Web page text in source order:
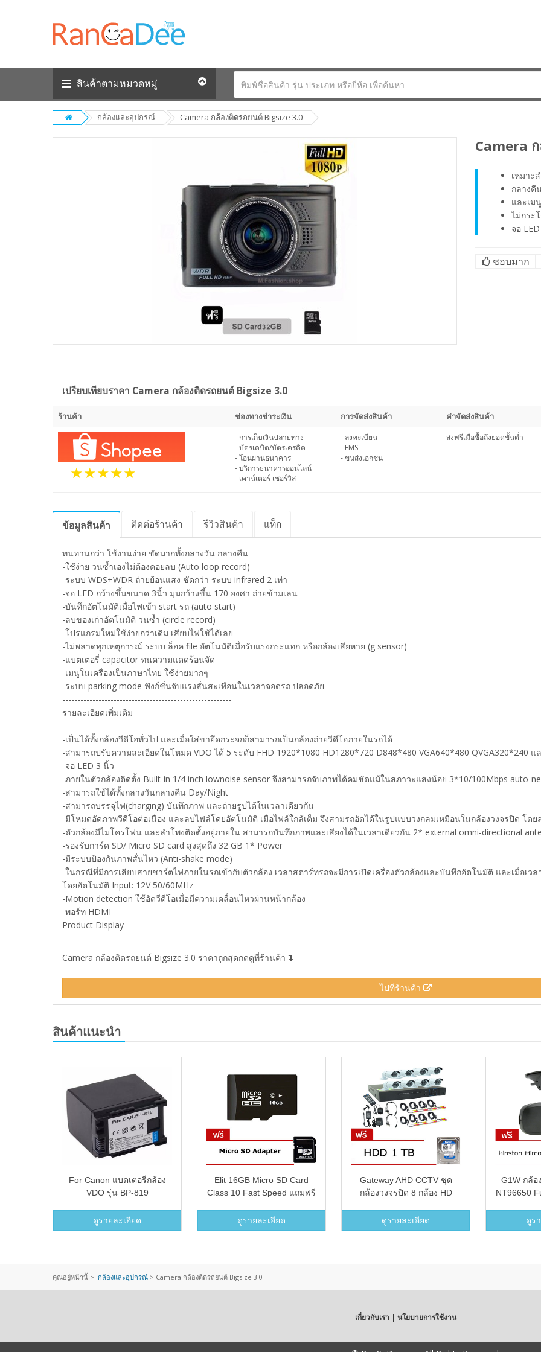
สินค้าตามหมวดหมู่
กล้องและอุปกรณ์ Camera กล้องติดรถยนต์ Bigsize 3.0
Camera
เหมาะ
กลางคื
และเม
ไม่กระ
จอ
ชอบมาก
เปรียบเทียบราคา Camera กล้องติดรถยนต์ Bigsize 3.0
ร้านค้า ช่องทางชำระเงิน การจัดส่งสินค้า ค่าจัดส่งสินค้า
- การเก็บเงินปลายทาง
- บัตรเดบิต/บัตรเครดิต
- โอนผ่านธนาคาร
- บริการธนาคารออนไลน์
- เคาน์เตอร์ เซอร์วิส
- ลงทะเบียน
- EMS
- ขนส่งเอกชน
ส่งฟรีเมื่อซื้อถึงยอดขั้นต่ำ
ข้อมูลสินค้า ติดต่อร้านค้า รีวิวสินค้า แท็ก
ทนทานกว่า ใช้งานง่าย ชัดมากทั้งกลางวัน กลางคืน
-ใช้ง่าย วนซ้ำเองไม่ต้องคอยลบ (Auto loop record)
-ระบบ WDS+WDR ถ่ายย้อนแสง ชัดกว่า ระบบ infrared 2 เท่า
-จอ LED กว้างขึ้นขนาด 3นิ้ว มุมกว้างขึ้น 170 องศา ถ่ายข้ามเลน
-บันทึกอัตโนมัติเมื่อไฟเข้า start รถ (auto start)
-ลบของเก่าอัตโนมัติ วนซ้ำ (circle record)
-โปรแกรมใหม่ใช้ง่ายกว่าเดิม เสียบไฟใช้ได้เลย
-ไม่พลาดทุกเหตุการณ์ ระบบ ล็อค file อัตโนมัติเมื่อรับแรงกระแทก หรือกล้องเสียหาย (g sensor)
-แบตเตอรี่ capacitor ทนความแดดร้อนจัด
-เมนูในเครื่องเป็นภาษาไทย ใช้ง่ายมากๆ
-ระบบ parking mode ฟังก์ชั่นจับแรงสั่นสะเทือนในเวลาจอดรถ ปลอดภัย
--------------------------------------------------------
รายละเอียดเพิ่มเติม
-เป็นได้ทั้งกล้องวีดีโอทั่วไป และเมื่อใส่ขายึดกระจกก็สามารถเป็นกล้องถ่ายวีดีโอภายในรถได้
-สามารถปรับความละเอียดในโหมด VDO ได้ 5 ระดับ FHD 1920*1080 HD1280*720 D848*480 VGA640*480 QVGA320*240
-จอ LED 3 นิ้ว
-ภายในตัวกล้องติดตั้ง Built-in 1/4 inch lownoise sensor จึงสามารถจับภาพได้คมชัดแม้ในสภาวะแสงน้อย 3*10/100Mbps auto-
-สามารถใช้ได้ทั้งกลางวันกลางคืน Day/Night
-สามารถบรรจุไฟ(charging) บันทึกภาพ และถ่ายรูปได้ในเวลาเดียวกัน
-มีโหมดอัดภาพวีดีโอต่อเนื่อง และลบไฟล์โดยอัตโนมัติ เมื่อไฟล์ใกล้เต็ม จึงสามรถอัดได้ในรูปแบบวงกลมเหมือนในกล้องวงจรปิด โด
-ตัวกล้องมีไมโครโฟน และลำโพงติดตั้งอยู่ภายใน สามารถบันทึกภาพและเสียงได้ในเวลาเดียวกัน 2* external omni-directional
-รองรับการ์ด SD/ Micro SD card สูงสุดถึง 32 GB 1* Power
-มีระบบป้องกันภาพสั่นไหว (Anti-shake mode)
-ในกรณีที่มีการเสียบสายชาร์ตไฟภายในรถเข้ากับตัวกล้อง เวลาสตาร์ทรถจะมีการเปิดเครื่องตัวกล้องและบันทึกอัตโนมัติ และเมื่อเว
โดยอัตโนมัติ Input: 12V 50/60MHz
-Motion detection ใช้อัดวีดีโอเมื่อมีความเคลื่อนไหวผ่านหน้ากล้อง
-พอร์ท HDMI
Product Display
Camera กล้องติดรถยนต์ Bigsize 3.0 ราคาถูกสุดกดดูที่ร้านค้า
ไปที่ร้านค้า
สินค้าแนะนำ
For Canon แบตเตอรี่กล้อง
VDO รุ่น BP-819
Canon
ดูรายละเอียด
Elit 16GB Micro SD Card
Class 10 Fast Speed แถมฟรี
ดูรายละเอียด
Gateway AHD CCTV ชุด
กล้องวงจรปิด 8 กล้อง HD
Free HDD 1 TB
ดูรายละเอียด
G1W กล้อ
NT96650
ดูร
คุณอยู่หน้านี้ > กล้องและอุปกรณ์ > Camera กล้องติดรถยนต์ Bigsize 3.0
เกี่ยวกับเรา | นโยบายการใช้งาน